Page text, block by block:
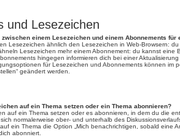
und Lesezeichen
einem Lesezeichen und einem Abonnements für
Lesezeichen ähnlich den Lesezeichen in Web-Browsern:
Lesezeichen mehr einem Abonnement: du kannst eine
hingegen informieren dich bei einer
für Lesezeichen und Abonnements können im
geändert werden.
auf ein Thema setzen oder ein Thema abonnieren?
auf ein Thema setzen oder es abonnieren, in dem du die
normalerweise ober- und unterhalb des
ein Thema die Option „Mich benachrichtigen, sobald eine
abonniert.